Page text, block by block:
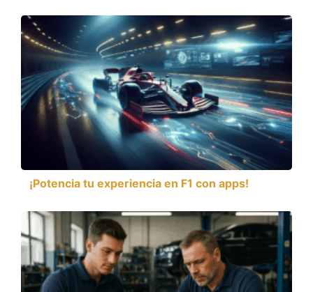
¡Potencia tu experiencia en F1 con apps!